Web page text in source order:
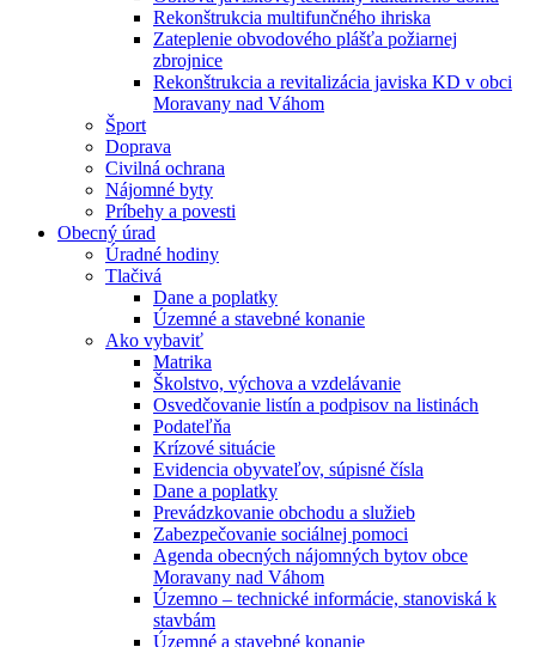
Rekonštrukcia multifunčného ihriska
Zateplenie obvodového plášťa požiarnej
zbrojnice
Rekonštrukcia a revitalizácia javiska KD v obci
Moravany nad Váhom
Šport
Doprava
Civilná ochrana
Nájomné byty
Príbehy a povesti
Obecný úrad
Úradné hodiny
Tlačivá
Dane a poplatky
Územné a stavebné konanie
Ako vybaviť
Matrika
Školstvo, výchova a vzdelávanie
Osvedčovanie listín a podpisov na listinách
Podateľňa
Krízové situácie
Evidencia obyvateľov, súpisné čísla
Dane a poplatky
Prevádzkovanie obchodu a služieb
Zabezpečovanie sociálnej pomoci
Agenda obecných nájomných bytov obce
Moravany nad Váhom
Územno – technické informácie, stanoviská k
stavbám
Územné a stavebné konanie